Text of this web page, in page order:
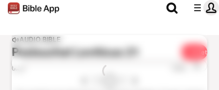
AUDIO BIBLE
PoslouchatLeviticus 21 Sdílet
0:00 1x